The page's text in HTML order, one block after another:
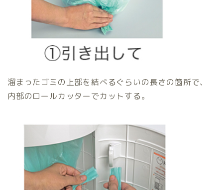
溜まったゴミの上部を結べるぐらいの長さの箇所で、
内部のロールカッターでカットする。